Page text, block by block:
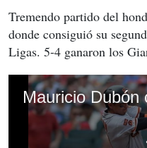
Tremendo partido del
donde consiguió su
Ligas. 5-4 ganaron los